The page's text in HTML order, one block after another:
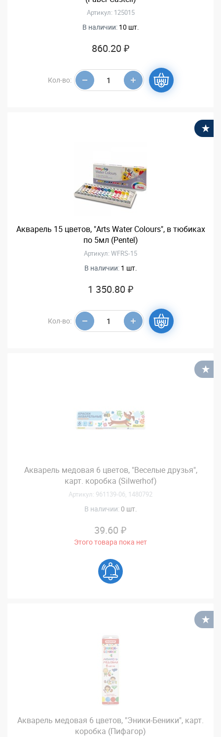
Артикул: 125015
В наличии: 10 шт.
860.20 ₽
Кол-во:
Акварель 15 цветов, "Arts Water Colours", в тюбиках
по 5мл (Pentel)
Артикул: WFRS-15
В наличии: 1 шт.
1 350.80 ₽
Кол-во:
Акварель медовая 6 цветов, "Веселые друзья",
карт. коробка (Silwerhof)
Артикул: 961139-06, 1480792
В наличии: 0 шт.
39.60 ₽
Этого товара пока нет
Акварель медовая 6 цветов, "Эники-Беники", карт.
коробка (Пифагор)